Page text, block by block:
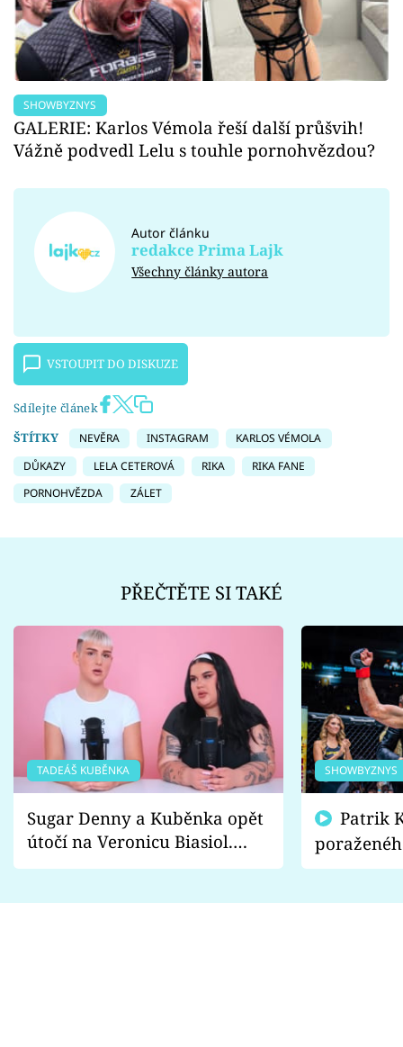
SHOWBYZNYS
GALERIE: Karlos Vémola řeší další průšvih!
Vážně podvedl Lelu s touhle pornohvězdou?
Autor článku
redakce Prima Lajk
Všechny články autora
VSTOUPIT DO DISKUZE
Sdílejte článek
ŠTÍTKY
NEVĚRA INSTAGRAM
KARLOS VÉMOLA
DŮKAZY
LELA CETEROVÁ RIKA
RIKA FANE
PORNOHVĚZDA
ZÁLET
PŘEČTĚTE SI TAKÉ
TADEÁŠ KUBĚNKA
Sugar Denny a Kuběnka opět
útočí na Veronicu Biasiol.
Proč je podle nich falešná a
SHOWBYZNYS
fanoušci